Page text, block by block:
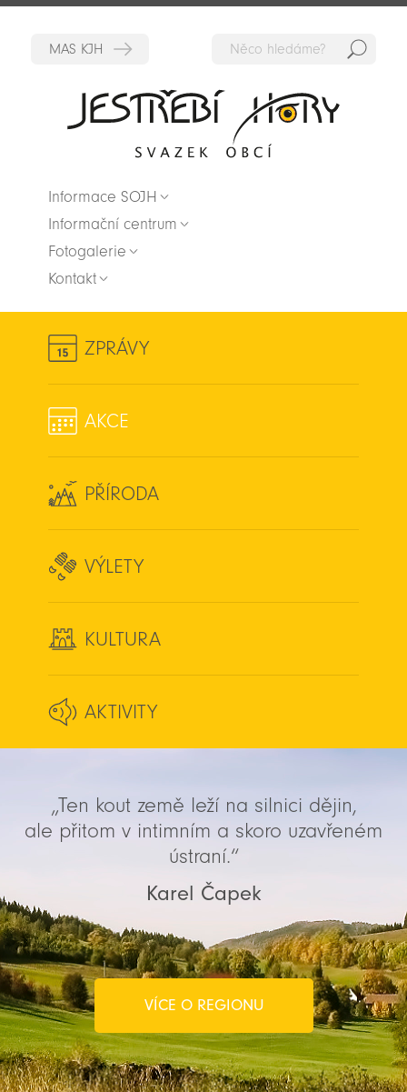
Informace SOJH
Informační centrum
Fotogalerie
Kontakt
ZPRÁVY
AKCE
PŘÍRODA
VÝLETY
KULTURA
AKTIVITY
„Ten kout země leží na silnici dějin,
ale přitom v intimním a skoro uzavřeném
ústraní.“
Karel Čapek
VÍCE O REGIONU